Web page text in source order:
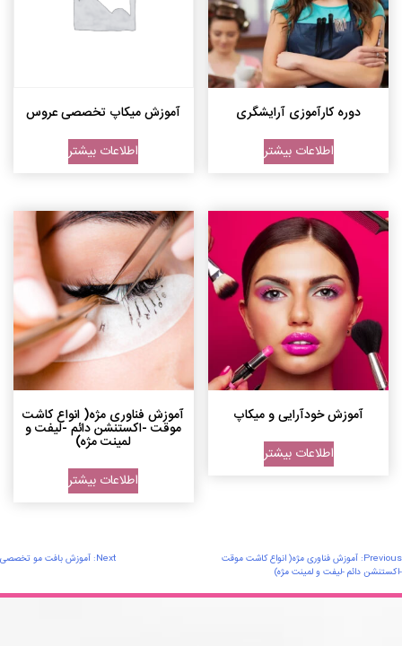
دوره کارآموزی آرایشگری
اطلاعات بیشتر
آموزش میکاپ تخصصی عروس
اطلاعات بیشتر
آموزش خودآرایی و میکاپ
اطلاعات بیشتر
آموزش فناوری مژه( انواع کاشت
موقت -اکستنشن دائم -لیفت و
لمینت مژه)
اطلاعات بیشتر
راهبری
نوشته
Previous: آموزش فناوری مژه( انواع کاشت موقت
-اکستنشن دائم -لیفت و لمینت مژه)
Next: آموزش بافت مو تخصصی